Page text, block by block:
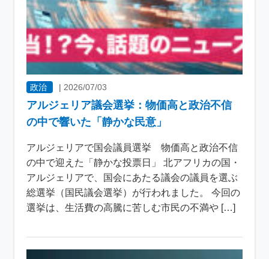
政治 |2026/07/03
アルジェリア議会選挙：物価高と政治不信
の中で響いた「静かな民意」
アルジェリアで国会議員選挙 物価高と政治不信
の中で迎えた「静かな投票日」 北アフリカの国・
アルジェリアで、国会にあたる議会の議員を選ぶ
総選挙（国民議会選挙）が行われました。 今回の
選挙は、生活費の高騰に苦しむ市民の不満や […]